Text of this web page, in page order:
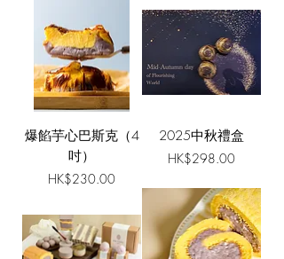
爆餡芋心巴斯克（4
吋）
價格
HK$230.00
2025中秋禮盒
價格
HK$298.00